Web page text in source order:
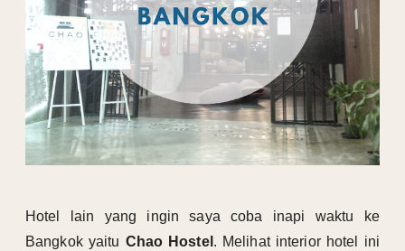
Hotel lain yang ingin saya coba inapi waktu ke
Bangkok yaitu Chao Hostel . Melihat interior hotel ini